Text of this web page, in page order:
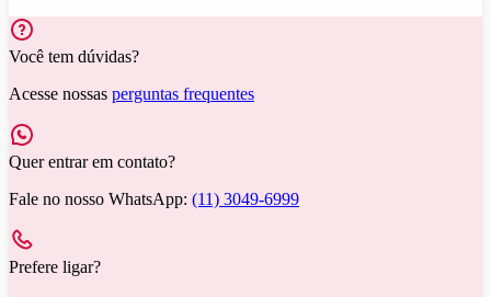
Você tem dúvidas?
Acesse nossas perguntas frequentes
Quer entrar em contato?
Fale no nosso WhatsApp: (11) 3049-6999
Prefere ligar?